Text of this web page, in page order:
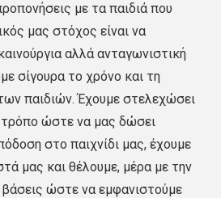
με τα παιδιά που
μας στόχος είναι να
αλλά ανταγωνιστική
σίγουρα το χρόνο και τη
παιδιών. Έχουμε στελεχώσει
τρόπο ώστε να μας δώσει
στο παιχνίδι μας, έχουμε
μας και θέλουμε, μέρα με την
ώστε να εμφανιστούμε